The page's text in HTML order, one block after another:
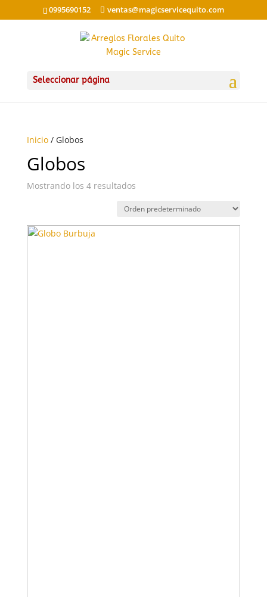
0995690152 ventas@magicservicequito.com
Seleccionar página
Inicio/ Globos
Globos
Mostrando los 4 resultados